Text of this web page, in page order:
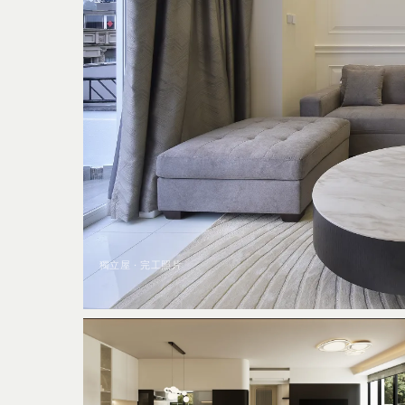
獨立屋 · 完工照片